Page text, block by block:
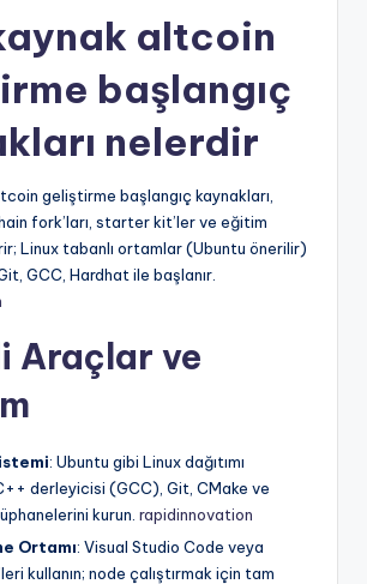
altcoin
başlangıç
nelerdir
geliştirme başlangıç kaynakları,
fork’ları, starter kit’ler ve eğitim
Linux tabanlı ortamlar (Ubuntu önerilir)
GCC, Hardhat ile başlanır.
Araçlar ve
: Ubuntu gibi Linux dağıtımı
derleyicisi (GCC), Git, CMake ve
kurun. rapidinnovation
Ortamı: Visual Studio Code veya
kullanın; node çalıştırmak için tam